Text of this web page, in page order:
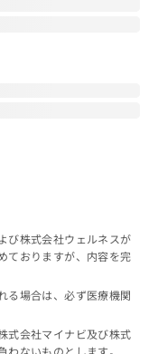
び株式会社ウェルネスが
ておりますが、内容を完
る場合は、必ず医療機関
式会社マイナビ及び株式
ないものとします。